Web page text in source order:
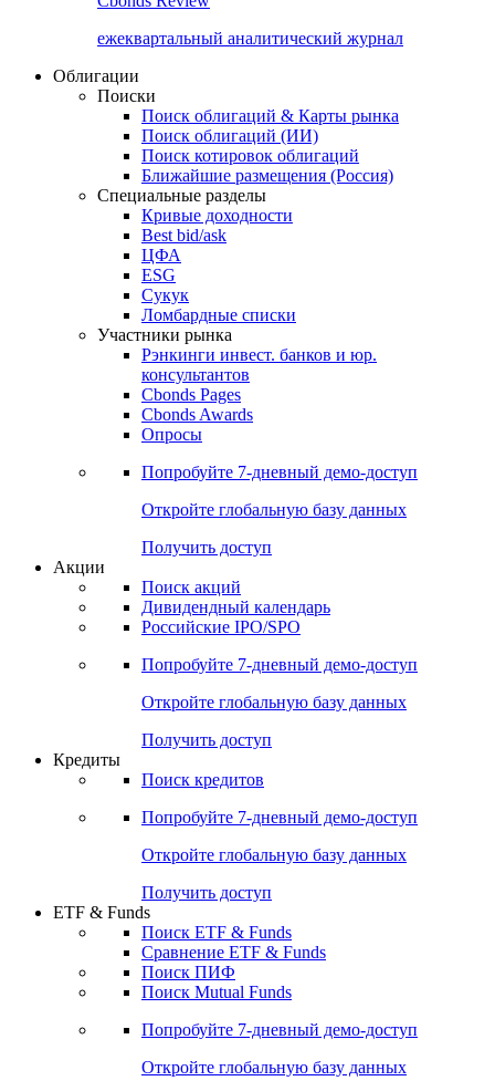
ежеквартальный аналитический журнал
Облигации
Поиски
Поиск облигаций & Карты рынка
Поиск облигаций (ИИ)
Поиск котировок облигаций
Ближайшие размещения (Россия)
Специальные разделы
Кривые доходности
Best bid/ask
ЦФА
ESG
Сукук
Ломбардные списки
Участники рынка
Рэнкинги инвест. банков и юр.
консультантов
Cbonds Pages
Cbonds Awards
Опросы
Попробуйте 7-дневный демо-доступ
Откройте глобальную базу данных
Получить доступ
Акции
Поиск акций
Дивидендный календарь
Российские IPO/SPO
Попробуйте 7-дневный демо-доступ
Откройте глобальную базу данных
Получить доступ
Кредиты
Поиск кредитов
Попробуйте 7-дневный демо-доступ
Откройте глобальную базу данных
Получить доступ
ETF & Funds
Поиск ETF & Funds
Сравнение ETF & Funds
Поиск ПИФ
Поиск Mutual Funds
Попробуйте 7-дневный демо-доступ
Откройте глобальную базу данных